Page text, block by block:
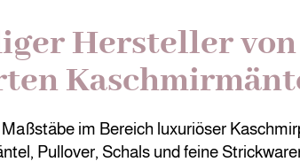
Hersteller von
im Bereich luxuriöser
Pullover, Schals und feine